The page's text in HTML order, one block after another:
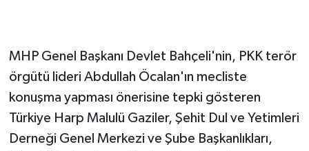
MHP Genel Başkanı Devlet Bahçeli'nin, PKK terör
örgütü lideri Abdullah Öcalan'ın mecliste
konuşma yapması önerisine tepki gösteren
Türkiye Harp Malulü Gaziler, Şehit Dul ve Yetimleri
Derneği Genel Merkezi ve Şube Başkanlıkları,